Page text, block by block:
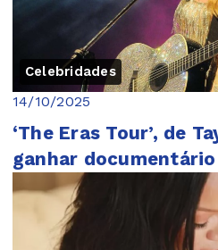
Celebridades
14/10/2025
‘The Eras Tour’, de
ganhar